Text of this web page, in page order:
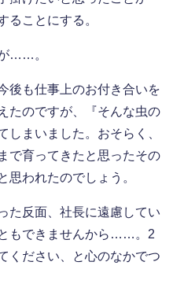
ることにする。
……。
後も仕事上のお付き合いを
たのですが、『そんな虫の
しまいました。おそらく、
で育ってきたと思ったその
思われたのでしょう。
た反面、社長に遠慮してい
もできませんから……。2
ください、と心のなかでつ